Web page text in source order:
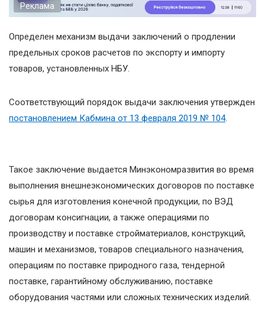
Реклама
Определен механизм выдачи заключений о продлении
предельных сроков расчетов по экспорту и импорту
товаров, установленных НБУ.
Соответствующий порядок выдачи заключения утвержден
постановлением Кабмина от 13 февраля 2019 № 104.
Такое заключение выдается Минэкономразвития во время
выполнения внешнеэкономических договоров по поставке
сырья для изготовления конечной продукции, по ВЭД
договорам консигнации, а также операциями по
производству и поставке стройматериалов, конструкций,
машин и механизмов, товаров специального назначения,
операциям по поставке природного газа, тендерной
поставке, гарантийному обслуживанию, поставке
оборудования частями или сложных технических изделий.